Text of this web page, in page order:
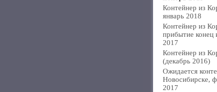
Контейнер из
январь 2018
Контейнер из
прибытие конец
2017
Контейнер из
(декабрь 2016)
Ожидается
Новосибирске,
2017